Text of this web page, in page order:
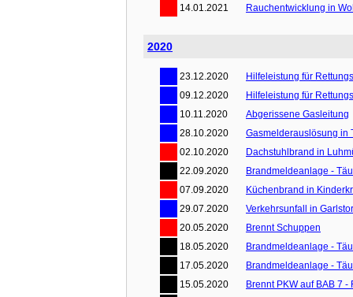
14.01.2021
Rauchentwicklung in
2020
23.12.2020
Hilfeleistung für
09.12.2020
Hilfeleistung für
10.11.2020
Abgerissene Gasleitung
28.10.2020
Gasmelderauslösung in
02.10.2020
Dachstuhlbrand in
22.09.2020
Brandmeldeanlage -
07.09.2020
Küchenbrand in
29.07.2020
Verkehrsunfall in
20.05.2020
Brennt Schuppen
18.05.2020
Brandmeldeanlage -
17.05.2020
Brandmeldeanlage -
15.05.2020
Brennt PKW auf BAB 7 -